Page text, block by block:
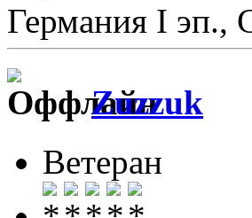
Германия I
Zuzzuk
Ветеран